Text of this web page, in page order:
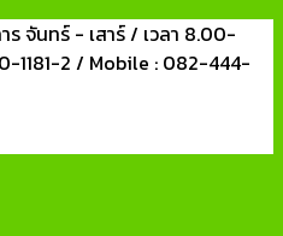
ร จันทร์ - เสาร์ / เวลา 8.00-
1181-2 / Mobile : 082-444-